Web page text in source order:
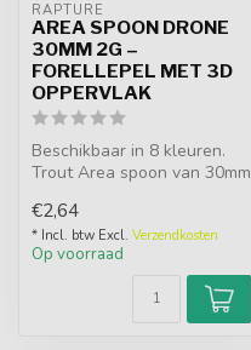
RAPTURE
AREA SPOON DRONE
30MM 2G –
FORELLEPEL MET 3D
OPPERVLAK
Beschikbaar in 8 kleuren.
Trout Area spoon van 30mm
ster...
€2,64
* Incl. btw Excl. Verzendkosten
Op voorraad